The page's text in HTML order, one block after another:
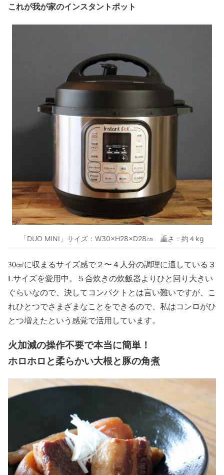
これが我が家のインスタントポット
「DUO MINI」サイズ：W30×H28×D28㎝ 重さ：約４kg
30㎠に収まるサイズ感で２〜４人分の調理に適している３
Lサイズを愛用中。５合炊きの炊飯器よりひと回り大きい
ぐらいなので、決してコンパクトとは言い難いですが、こ
れひとつでさまざまなことをできるので、私はコンロがひ
とつ増えたという感覚で活用しています。
火加減の操作不要で本当に簡単！
ホロホロと柔らかい大根と豚の角煮